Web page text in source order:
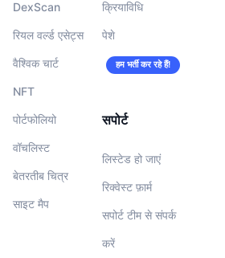
DexScan
रियल वर्ल्ड एसेट्स
वैश्विक चार्ट
NFT
पोर्टफोलियो
वॉचलिस्‍ट
बेतरतीब चित्र
साइट मैप
क्रियाविधि
पेशे
हम भर्ती कर रहे हैं!
सपोर्ट
लिस्टेड हो जाएं
रिक्वेस्ट फ़ार्म
सपोर्ट टीम से संपर्क
करें